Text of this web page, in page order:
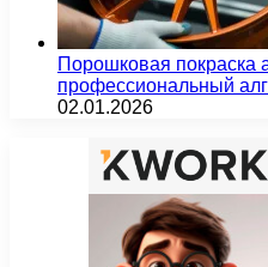
Порошковая покраска
профессиональный
02.01.2026